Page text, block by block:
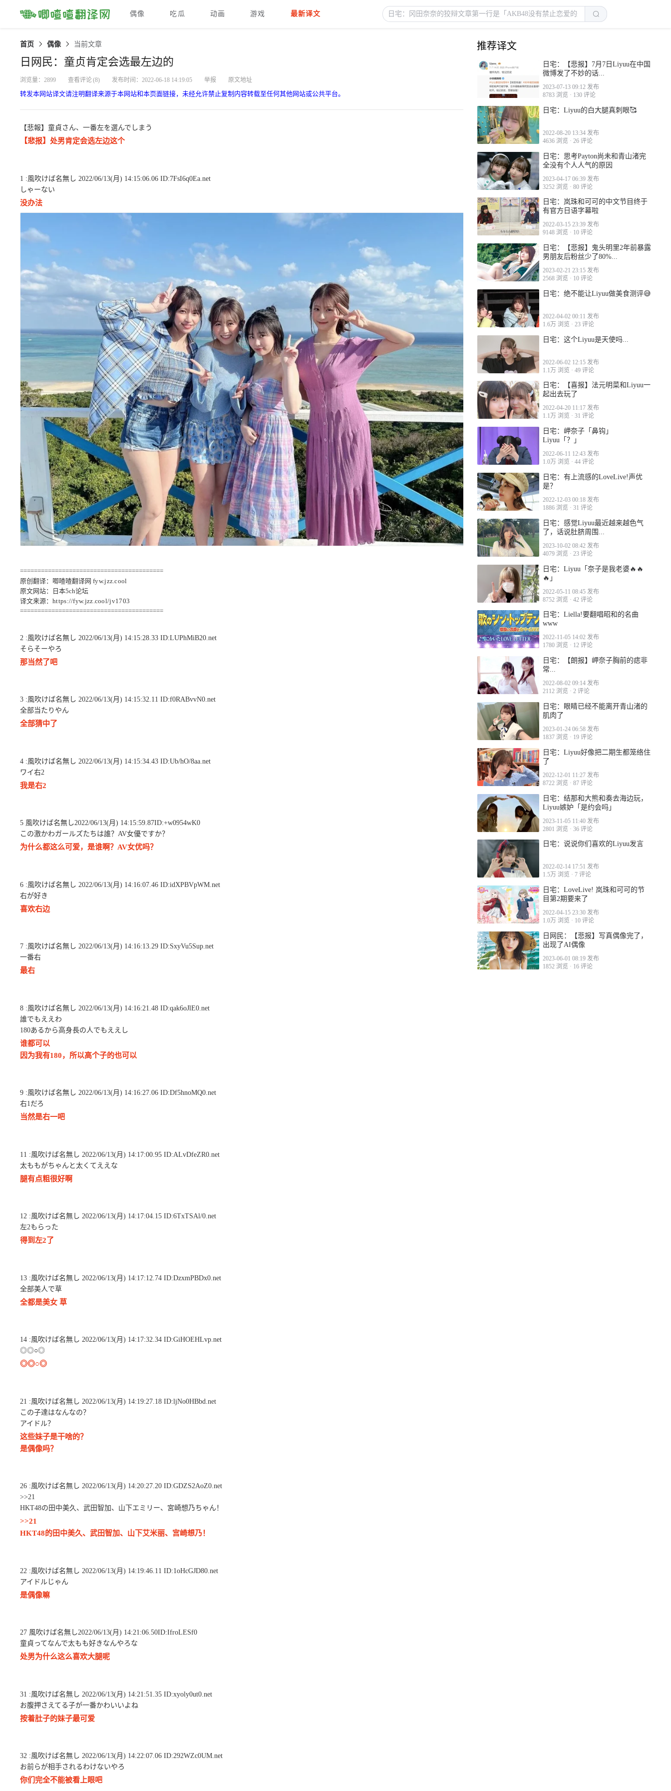
偶像 吃瓜 动画 游戏 最新译文
首页 偶像 当前文章
日网民：童贞肯定会选最左边的
浏览量：2899 查看评论(8) 发布时间：2022-06-18 14:19:05 举报 原文地址
转发本网站译文请注明翻译来源于本网站和本页面链接，未经允许禁止复制内容转载至任何其他网站或公共平台。
【悲報】童貞さん、一番左を選んでしまう
【悲报】处男肯定会选左边这个
1 :風吹けば名無し 2022/06/13(月) 14:15:06.06 ID:7FsI6q0Ea.net
しゃーない
没办法
=========================================
原创翻译：唧喳喳翻译网 fyw.jzz.cool
原文网站：日本5ch论坛
译文来源： https://fyw.jzz.cool/jv1703
=========================================
2 :風吹けば名無し 2022/06/13(月) 14:15:28.33 ID:LUPhMiB20.net
そらそーやろ
那当然了吧
3 :風吹けば名無し 2022/06/13(月) 14:15:32.11 ID:f0RABvvN0.net
全部当たりやん
全部猜中了
4 :風吹けば名無し 2022/06/13(月) 14:15:34.43 ID:Ub/hO/8aa.net
ワイ右2
我是右2
5 風吹けば名無し2022/06/13(月) 14:15:59.87ID:+w0954wK0
この激かわガールズたちは誰？AV女優ですか？
为什么都这么可爱，是谁啊？AV女优吗？
6 :風吹けば名無し 2022/06/13(月) 14:16:07.46 ID:idXPBVpWM.net
右が好き
喜欢右边
7 :風吹けば名無し 2022/06/13(月) 14:16:13.29 ID:SxyVu5Sup.net
一番右
最右
8 :風吹けば名無し 2022/06/13(月) 14:16:21.48 ID:qak6oJlE0.net
誰でもええわ
180あるから高身長の人でもええし
谁都可以
因为我有180，所以高个子的也可以
9 :風吹けば名無し 2022/06/13(月) 14:16:27.06 ID:Df5hnoMQ0.net
右1だろ
当然是右一吧
11 :風吹けば名無し 2022/06/13(月) 14:17:00.95 ID:ALvDfeZR0.net
太ももがちゃんと太くてええな
腿有点粗很好啊
12 :風吹けば名無し 2022/06/13(月) 14:17:04.15 ID:6TxTSAl/0.net
左2もらった
得到左2了
13 :風吹けば名無し 2022/06/13(月) 14:17:12.74 ID:DzxmPBDx0.net
全部美人で草
全都是美女 草
14 :風吹けば名無し 2022/06/13(月) 14:17:32.34 ID:GiHOEHLvp.net
◎◎○◎
◎◎○◎
21 :風吹けば名無し 2022/06/13(月) 14:19:27.18 ID:ljNo0HBbd.net
この子達はなんなの？
アイドル？
这些妹子是干啥的？
是偶像吗？
26 :風吹けば名無し 2022/06/13(月) 14:20:27.20 ID:GDZS2AoZ0.net
>>21
HKT48の田中美久、武田智加、山下エミリー、宮崎想乃ちゃん！
>>21
HKT48的田中美久、武田智加、山下艾米丽、宫崎想乃！
22 :風吹けば名無し 2022/06/13(月) 14:19:46.11 ID:1oHcGJD80.net
アイドルじゃん
是偶像嘛
27 風吹けば名無し2022/06/13(月) 14:21:06.50ID:IfroLESf0
童貞ってなんで太もも好きなんやろな
处男为什么这么喜欢大腿呢
31 :風吹けば名無し 2022/06/13(月) 14:21:51.35 ID:xyoly0ut0.net
お腹押さえてる子が一番かわいいよね
按着肚子的妹子最可爱
32 :風吹けば名無し 2022/06/13(月) 14:22:07.06 ID:292WZc0UM.net
お前らが相手されるわけないやろ
你们完全不能被看上眼吧
推荐译文
日宅：【悲报】7月7日Liyuu在中国
微博发了不妙的话...
2023-07-13 09:12 发布
8783 浏览 · 130 评论
日宅：Liyuu的白大腿真刺眼🥰
2022-08-20 13:34 发布
4636 浏览 · 26 评论
日宅：思考Payton尚未和青山渚完
全没有个人人气的原因
2023-04-17 06:39 发布
3252 浏览 · 80 评论
日宅：岚珠和可可的中文节目终于
有官方日语字幕啦
2022-03-15 23:39 发布
9148 浏览 · 10 评论
日宅：【悲报】鬼头明里2年前暴露
男朋友后粉丝少了80%...
2023-02-21 23:15 发布
2568 浏览 · 10 评论
日宅：绝不能让Liyuu做美食测评😅
2022-04-02 00:11 发布
1.6万 浏览 · 23 评论
日宅：这个Liyuu是天使吗...
2022-06-02 12:15 发布
1.1万 浏览 · 49 评论
日宅：【喜报】法元明菜和Liyuu一
起出去玩了
2022-04-20 11:17 发布
1.1万 浏览 · 31 评论
日宅：岬奈子「鼻钩」
Liyuu「？」
2022-06-11 12:43 发布
1.0万 浏览 · 44 评论
日宅：有上流感的LoveLive!声优
是？
2022-12-03 00:18 发布
1886 浏览 · 31 评论
日宅：感觉Liyuu最近越来越色气
了，话说肚脐周围...
2023-10-02 08:42 发布
4079 浏览 · 23 评论
日宅：Liyuu「奈子是我老婆🔥🔥
🔥」
2022-05-11 08:45 发布
8752 浏览 · 42 评论
日宅：Liella!要翻唱昭和的名曲
www
2022-11-05 14:02 发布
1780 浏览 · 12 评论
日宅：【朗报】岬奈子胸前的痣非
常...
2022-08-02 09:14 发布
2112 浏览 · 2 评论
日宅：眼睛已经不能离开青山渚的
肌肉了
2023-01-24 06:58 发布
1837 浏览 · 19 评论
日宅：Liyuu好像把二期生都笼络住
了
2022-12-01 11:27 发布
8722 浏览 · 87 评论
日宅：结那和大熊和奏去海边玩，
Liyuu嫉妒「是约会吗」
2023-11-05 11:40 发布
2801 浏览 · 36 评论
日宅：说说你们喜欢的Liyuu发言
2022-02-14 17:51 发布
1.5万 浏览 · 7 评论
日宅：LoveLive! 岚珠和可可的节
目第2期要来了
2022-04-15 23:30 发布
1.0万 浏览 · 10 评论
日网民：【悲报】写真偶像完了，
出现了AI偶像
2023-06-01 08:19 发布
1852 浏览 · 16 评论